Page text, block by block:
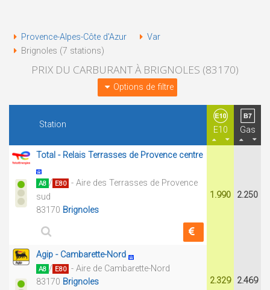
Provence-Alpes-Côte d'Azur
Var
Brignoles (7 stations)
PRIX DU CARBURANT À BRIGNOLES (83170)
Options de filtre
Station
E10 Gas
Total - Relais Terrasses de Provence centre
A8 / E80 - Aire des Terrasses de Provence
sud
83170 Brignoles
1.990 2.250
Agip - Cambarette-Nord
A8 / E80 - Aire de Cambarette-Nord
83170 Brignoles 2.329 2.469